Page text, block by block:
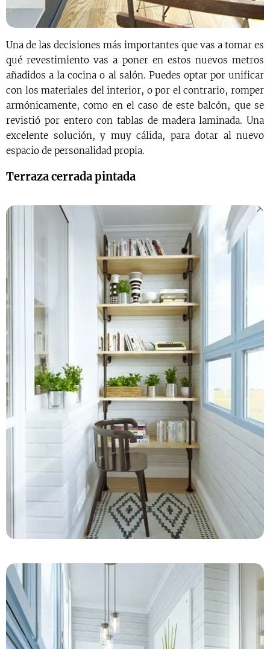
Una de las decisiones más importantes que vas a tomar es
qué revestimiento vas a poner en estos nuevos metros
añadidos a la cocina o al salón. Puedes optar por unificar
con los materiales del interior, o por el contrario, romper
armónicamente, como en el caso de este balcón, que se
revistió por entero con tablas de madera laminada. Una
excelente solución, y muy cálida, para dotar al nuevo
espacio de personalidad propia.
Terraza cerrada pintada